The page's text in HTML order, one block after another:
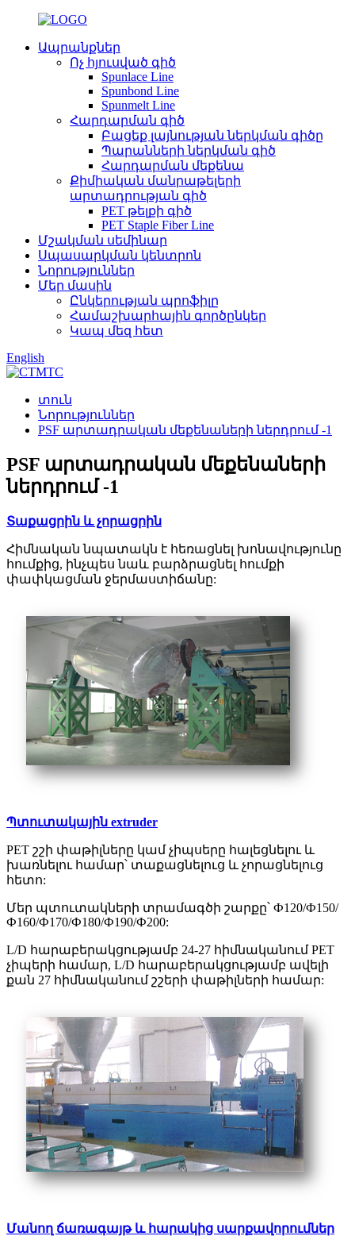
Ապրանքներ
Ոչ հյուսված գիծ
Spunlace Line
Spunbond Line
Spunmelt Line
Հարդարման գիծ
Բացեք լայնության ներկման գիծը
Պարանների ներկման գիծ
Հարդարման մեքենա
Քիմիական մանրաթելերի
արտադրության գիծ
PET թելքի գիծ
PET Staple Fiber Line
Մշակման սեմինար
Սպասարկման կենտրոն
Նորություններ
Մեր մասին
Ընկերության պրոֆիլը
Համաշխարհային գործընկեր
Կապ մեզ հետ
English
տուն
Նորություններ
PSF արտադրական մեքենաների ներդրում -1
PSF արտադրական մեքենաների
ներդրում -1
Տաքացրին և չորացրին
Հիմնական նպատակն է հեռացնել խոնավությունը
հումքից, ինչպես նաև բարձրացնել հումքի
փափկացման ջերմաստիճանը:
Պտուտակային extruder
PET շշի փաթիլները կամ չիպսերը հալեցնելու և
խառնելու համար՝ տաքացնելուց և չորացնելուց
հետո:
Մեր պտուտակների տրամագծի շարքը՝ Ф120/Ф150/
Ф160/Ф170/Ф180/Ф190/Ф200:
L/D հարաբերակցությամբ 24-27 հիմնականում PET
չիպերի համար, L/D հարաբերակցությամբ ավելի
քան 27 հիմնականում շշերի փաթիլների համար:
Մանող ճառագայթ և հարակից սարքավորումներ